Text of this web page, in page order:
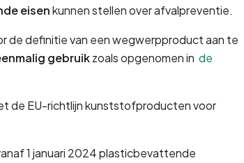
eisen kunnen stellen over afvalpreventie.
de definitie van een wegwerpproduct aan te
gebruik zoals opgenomen in de
de EU-richtlijn kunststofproducten voor
1 januari 2024 plasticbevattende